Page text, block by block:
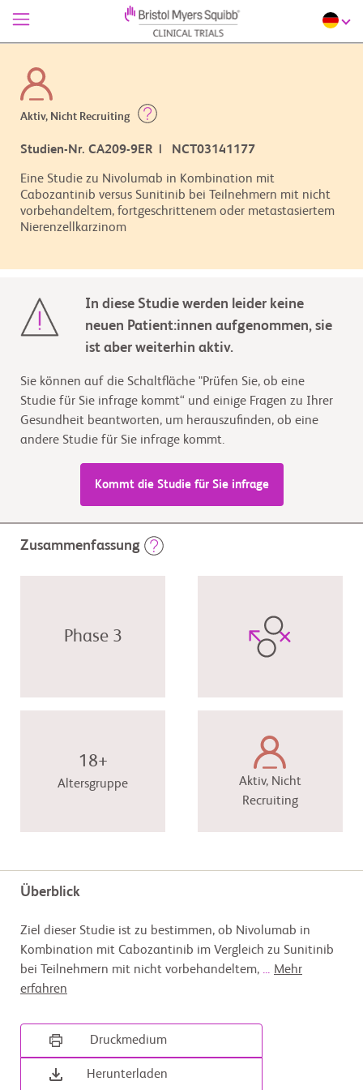
Aktiv, Nicht Recruiting
Studien-Nr. CA209-9ER | NCT03141177
Eine Studie zu Nivolumab in Kombination mit
Cabozantinib versus Sunitinib bei Teilnehmern mit nicht
vorbehandeltem, fortgeschrittenem oder metastasiertem
Nierenzellkarzinom
In diese Studie werden leider keine
neuen Patient:innen aufgenommen, sie
ist aber weiterhin aktiv.
Sie können auf die Schaltfläche "Prüfen Sie, ob eine
Studie für Sie infrage kommt“ und einige Fragen zu Ihrer
Gesundheit beantworten, um herauszufinden, ob eine
andere Studie für Sie infrage kommt.
Kommt die Studie für Sie infrage
Zusammenfassung
Phase 3
18+
Altersgruppe
Aktiv, Nicht
Recruiting
Überblick
Ziel dieser Studie ist zu bestimmen, ob Nivolumab in
Kombination mit Cabozantinib im Vergleich zu Sunitinib
bei Teilnehmern mit nicht vorbehandeltem, ... Mehr
erfahren
Druckmedium
Herunterladen